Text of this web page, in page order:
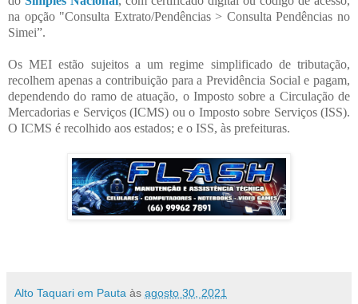
na opção "Consulta Extrato/Pendências > Consulta Pendências no
Simei”.
Os MEI estão sujeitos a um regime simplificado de tributação,
recolhem apenas a contribuição para a Previdência Social e pagam,
dependendo do ramo de atuação, o Imposto sobre a Circulação de
Mercadorias e Serviços (ICMS) ou o Imposto sobre Serviços (ISS).
O ICMS é recolhido aos estados; e o ISS, às prefeituras.
Alto Taquari em Pauta às agosto 30, 2021